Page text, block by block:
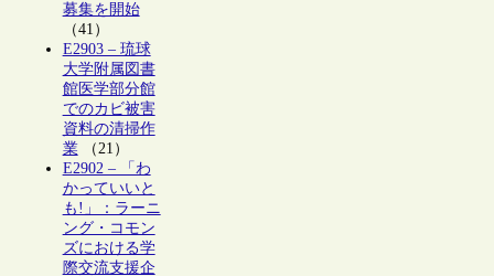
募集を開始
（41）
E2903 – 琉球
大学附属図書
館医学部分館
でのカビ被害
資料の清掃作
業（21）
E2902 – 「わ
かっていいと
も!」：ラーニ
ング・コモン
ズにおける学
際交流支援企